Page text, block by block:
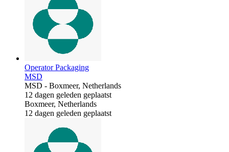
Operator Packaging
MSD
MSD - Boxmeer, Netherlands
12 dagen geleden geplaatst
Boxmeer, Netherlands
12 dagen geleden geplaatst